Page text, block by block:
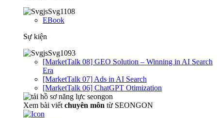
EBook
Sự kiện
[MarketTalk 08] GEO Solution – Winning in AI Search
Era
[MarketTalk 07] Ads in AI Search
[MarketTalk 06] ChatGPT Otimization
Xem bài viết chuyên môn từ SEONGON